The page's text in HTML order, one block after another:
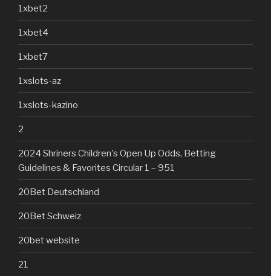
1xbet2
1xbet4
1xbet7
1xslots-az
1xslots-kazino
2
2024 Shriners Children's Open Up Odds, Betting
Guidelines & Favorites Circular 1 – 951
20Bet Deutschland
20Bet Schweiz
20bet website
21